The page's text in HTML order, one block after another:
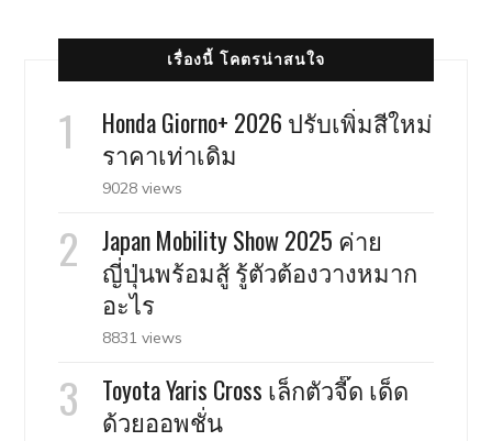
เรื่องนี้ โคตรน่าสนใจ
Honda Giorno+ 2026 ปรับเพิ่มสีใหม่
ราคาเท่าเดิม
9028 views
Japan Mobility Show 2025 ค่าย
ญี่ปุ่นพร้อมสู้ รู้ตัวต้องวางหมาก
อะไร
8831 views
Toyota Yaris Cross เล็กตัวจี๊ด เด็ด
ด้วยออพชั่น